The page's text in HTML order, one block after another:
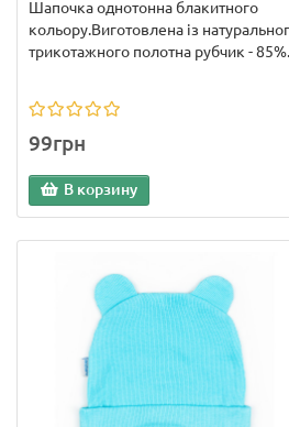
Шапочка однотонна блакитного
кольору.Виготовлена ​​із
трикотажного полотна рубчик -
99грн
В корзину